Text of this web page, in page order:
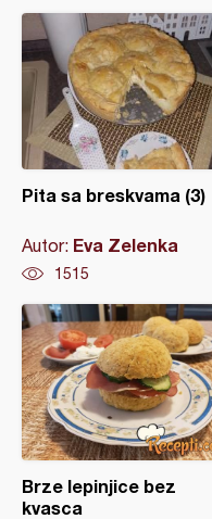
Pita sa breskvama (3)
Autor: Eva Zelenka
1515
Brze lepinjice bez
kvasca